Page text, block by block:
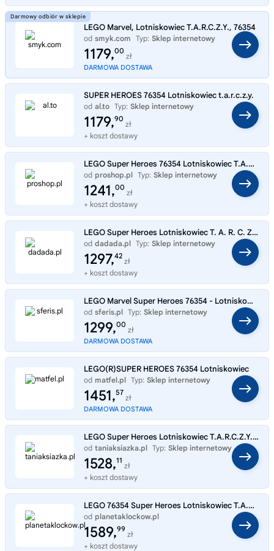
LEGO Marvel, Lotniskowiec T.A.R.C.Z.Y., 76354
od smyk.com Typ: Sklep internetowy
1179,00
zł
DARMOWA DOSTAWA
SUPER HEROES 76354 Lotniskowiec t.a.r.c.z.y.
od al.to Typ: Sklep internetowy
1179,90
zł
+ koszt dostawy
LEGO Super Heroes 76354 Lotniskowiec T.A.R.C.Z.Y.
od proshop.pl Typ: Sklep internetowy
1241,00
zł
+ koszt dostawy
LEGO Super Heroes Lotniskowiec T. A. R. C. Z. Y. 76354
od dadada.pl Typ: Sklep internetowy
1297,42
zł
+ koszt dostawy
LEGO Marvel Super Heroes 76354 - Lotniskowiec T.A.R.C.Z.Y
od sferis.pl Typ: Sklep internetowy
1299,00
zł
DARMOWA DOSTAWA
LEGO(R)SUPER HEROES 76354 Lotniskowiec
od matfel.pl Typ: Sklep internetowy
1451,57
zł
DARMOWA DOSTAWA
LEGO Super Heroes Lotniskowiec T.A.R.C.Z.Y. 76354
od taniaksiazka.pl Typ: Sklep internetowy
1528,11
zł
+ koszt dostawy
LEGO 76354 Super Heroes Lotniskowiec T.A.R.C.Z.Y.
od planetaklockow.pl
Typ: Sklep internetowy
1589,99
zł
+ koszt dostawy